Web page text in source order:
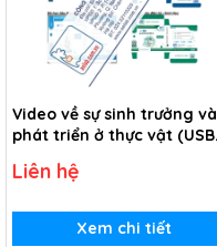
Video về sự sinh trưởng và
phát triển ở thực vật (USB
Liên hệ
Xem chi tiết